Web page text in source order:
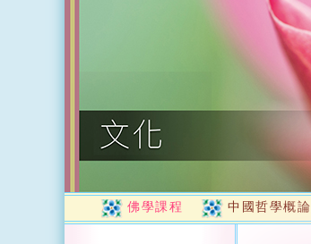
佛學課程 中國哲學概論